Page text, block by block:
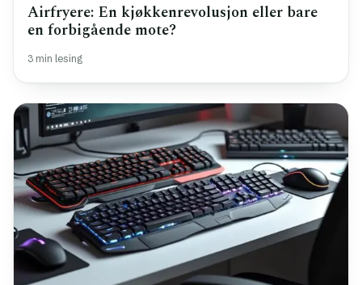
Airfryere: En kjøkkenrevolusjon eller bare
en forbigående mote?
3 min lesing